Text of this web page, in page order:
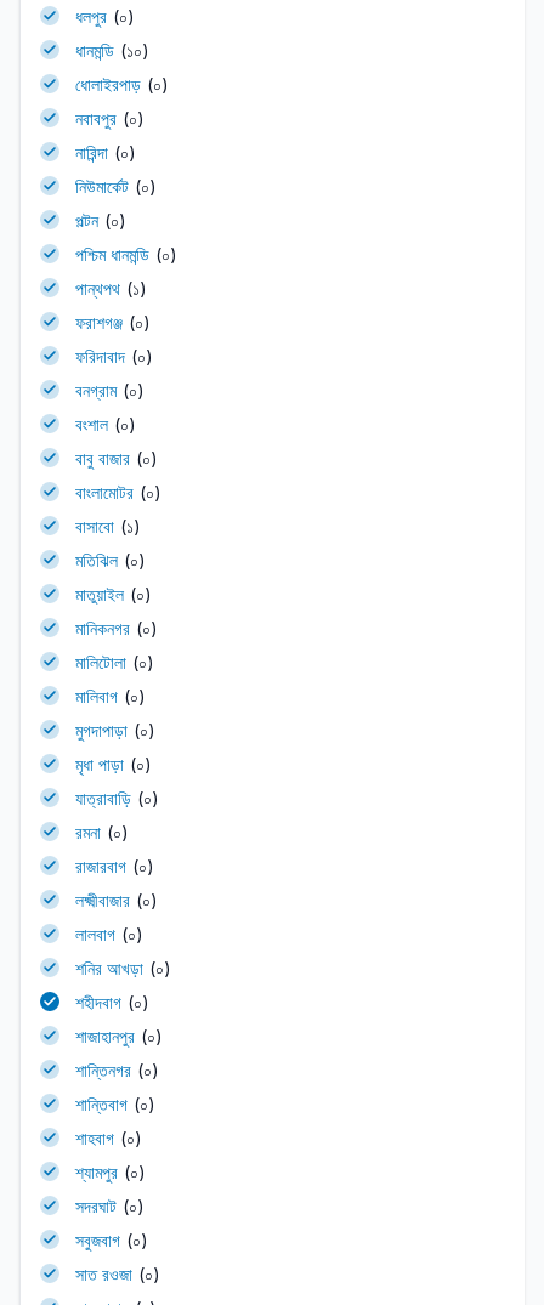
ধলপুর (০)
ধানমন্ডি (১০)
ধোলাইরপাড় (০)
নবাবপুর (০)
নারিন্দা (০)
নিউমার্কেট (০)
পল্টন (০)
পশ্চিম ধানমন্ডি (০)
পান্থপথ (১)
ফরাশগঞ্জ (০)
ফরিদাবাদ (০)
বনগ্রাম (০)
বংশাল (০)
বাবু বাজার (০)
বাংলামোটর (০)
বাসাবো (১)
মতিঝিল (০)
মাতুয়াইল (০)
মানিকনগর (০)
মালিটোলা (০)
মালিবাগ (০)
মুগদাপাড়া (০)
মৃধা পাড়া (০)
যাত্রাবাড়ি (০)
রমনা (০)
রাজারবাগ (০)
লক্ষ্মীবাজার (০)
লালবাগ (০)
শনির আখড়া (০)
শহীদবাগ (০)
শাজাহানপুর (০)
শান্তিনগর (০)
শান্তিবাগ (০)
শাহবাগ (০)
শ্যামপুর (০)
সদরঘাট (০)
সবুজবাগ (০)
সাত রওজা (০)